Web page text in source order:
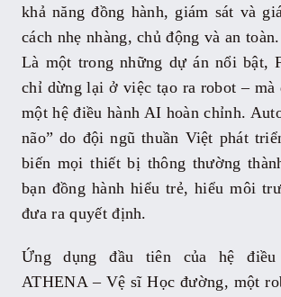
khả năng đồng hành, giám sát và
cách nhẹ nhàng, chủ động và an toàn.
Là một trong những dự án nổi bật,
chỉ dừng lại ở việc tạo ra robot – mà
một hệ điều hành AI hoàn chỉnh.
não” do đội ngũ thuần Việt phát
biến mọi thiết bị thông thường
bạn đồng hành hiểu trẻ, hiểu môi
đưa ra quyết định.
Ứng dụng đầu tiên của hệ
ATHENA – Vệ sĩ Học đường, một